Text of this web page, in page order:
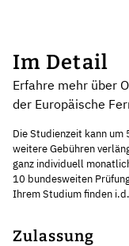
Im Detail
Erfahre mehr über
der Europäische
Die Studienzeit kann
weitere Gebühren
ganz individuell
10 bundesweiten
Ihrem Studium finden
Zulassung